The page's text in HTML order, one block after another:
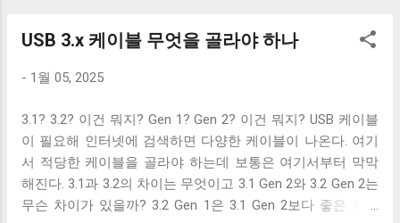
인 USB PD가 USB BC보다 더 많은 전력을 공
급할 수 있었던 것은 Type-C 컨넥터, 특히 CC
도 동작할 수 있도록 설계되었으며, 이 방향
감지를 담당하는 것이 바로 Configuration
Channel(a.k.a. CC) 핀이다. 기본적으로 CC 핀
은 케이블의 방향을 감지하고, 연결된 장치가
전력 공급자인지 소비자인지 식별하는 데 사
외장 하드 같은 디바이스는 별도의 전원 공급
은 MP3 플레이어나 PMP 플레이어들이 이를
이용한 충전 기능을 가지고 나왔다. 어차피
데이터 통신을 위해 USB 포트가 필요하니 별
도의 충전 포트를 만드는 것보다 USB 포트를
재사용하는 것이 기기를 싸고 가볍고 작게 만
USB 3.x 케이블 무엇을 골라야 하나
- 1월 05, 2025
3.1? 3.2? 이건 뭐지? Gen 1? Gen 2? 이건 뭐지? USB 케이블
이 필요해 인터넷에 검색하면 다양한 케이블이 나온다. 여기
서 적당한 케이블을 골라야 하는데 보통은 여기서부터 막막
해진다. 3.1과 3.2의 차이는 무엇이고 3.1 Gen 2와 3.2 Gen 2는
무슨 차이가 있을까? 3.2 Gen 1은 3.1 Gen 2보다 좋은 것일